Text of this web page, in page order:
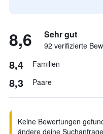
8,6 Sehr gut
92 verifizierte
8,4 Familien
8,3 Paare
Keine Bewertungen
ändere deine